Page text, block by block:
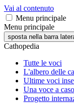
Vai al contenuto
Menu principale
Menu principale
sposta nella barra
Cathopedia
Tutte le voci
L'albero delle
Ultime voci
Una voce a caso
Progetto